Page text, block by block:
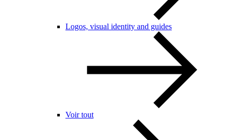
Logos, visual identity and guides
Voir tout